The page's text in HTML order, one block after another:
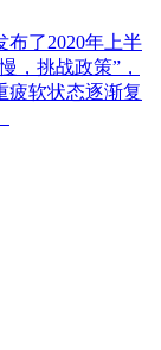
布了2020年上半
，挑战政策”，
疲软状态逐渐复